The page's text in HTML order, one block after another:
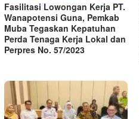
Fasilitasi Lowongan Kerja PT.
Wanapotensi Guna, Pemkab
Muba Tegaskan Kepatuhan
Perda Tenaga Kerja Lokal dan
Perpres No. 57/2023